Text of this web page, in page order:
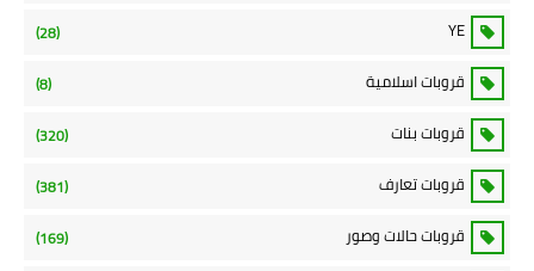
YE
(28)
قروبات اسلامية (8)
قروبات بنات (320)
قروبات تعارف (381)
قروبات حالات وصور (169)